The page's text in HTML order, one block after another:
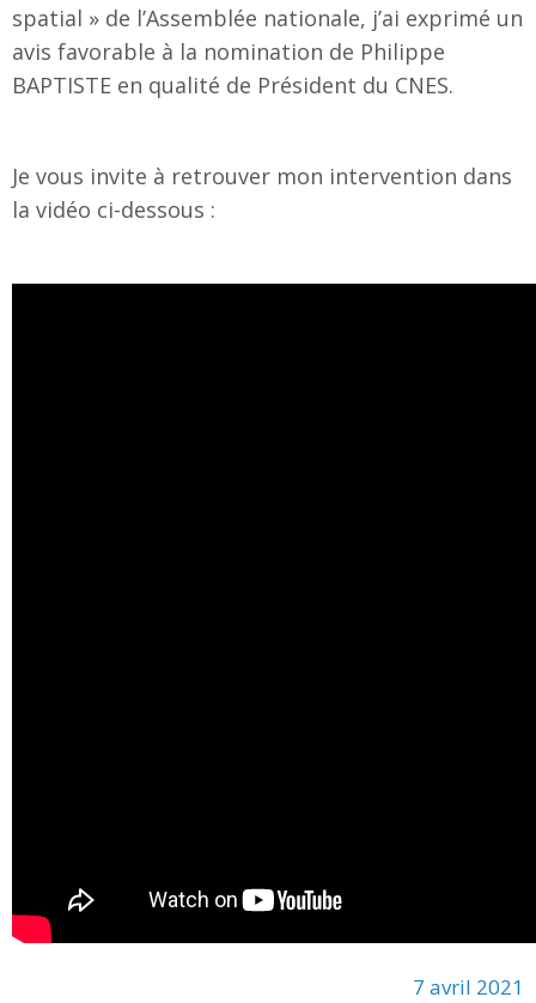
spatial » de l’Assemblée nationale, j’ai exprimé un
avis favorable à la nomination de Philippe
BAPTISTE en qualité de Président du CNES.
Je vous invite à retrouver mon intervention dans
la vidéo ci-dessous :
7 avril 2021